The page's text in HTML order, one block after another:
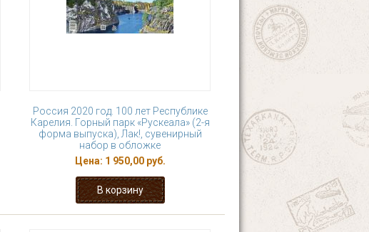
Россия 2020 год. 100 лет Республике
Карелия. Горный парк «Рускеала» (2-я
форма выпуска), Лак!, сувенирный
набор в обложке
Цена: 1 950,00 руб.